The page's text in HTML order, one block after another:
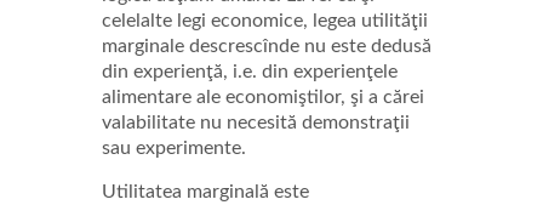
celelalte legi economice, legea utilităţii
marginale descrescînde nu este dedusă
din experienţă, i.e. din experienţele
alimentare ale economiştilor, şi a cărei
valabilitate nu necesită demonstraţii
sau experimente.
Utilitatea marginală este